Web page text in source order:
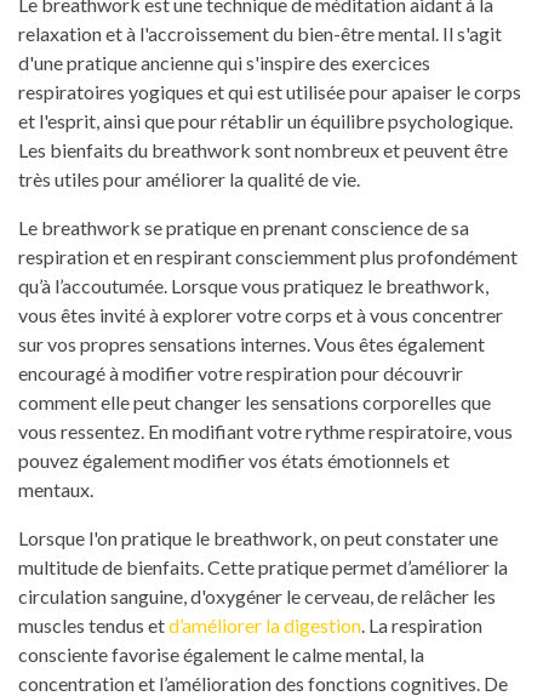
relaxation et à l'accroissement du bien-être mental. Il s'agit
d'une pratique ancienne qui s'inspire des exercices
respiratoires yogiques et qui est utilisée pour apaiser le corps
et l'esprit, ainsi que pour rétablir un équilibre psychologique.
Les bienfaits du breathwork sont nombreux et peuvent être
très utiles pour améliorer la qualité de vie.
Le breathwork se pratique en prenant conscience de sa
respiration et en respirant consciemment plus profondément
qu’à l’accoutumée. Lorsque vous pratiquez le breathwork,
vous êtes invité à explorer votre corps et à vous concentrer
sur vos propres sensations internes. Vous êtes également
encouragé à modifier votre respiration pour découvrir
comment elle peut changer les sensations corporelles que
vous ressentez. En modifiant votre rythme respiratoire, vous
pouvez également modifier vos états émotionnels et
mentaux.
Lorsque l'on pratique le breathwork, on peut constater une
multitude de bienfaits. Cette pratique permet d’améliorer la
circulation sanguine, d'oxygéner le cerveau, de relâcher les
muscles tendus etd’améliorer la digestion . La respiration
consciente favorise également le calme mental, la
concentration et l’amélioration des fonctions cognitives. De